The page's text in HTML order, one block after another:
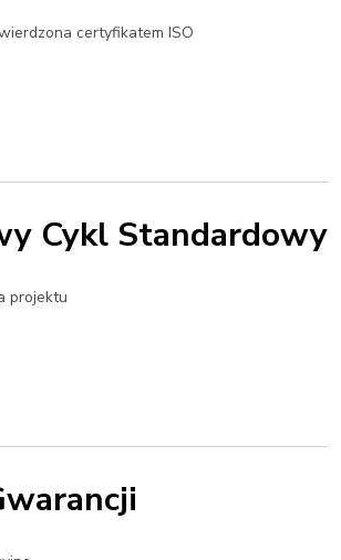
certyfikatem ISO
Cykl Standardowy
projektu